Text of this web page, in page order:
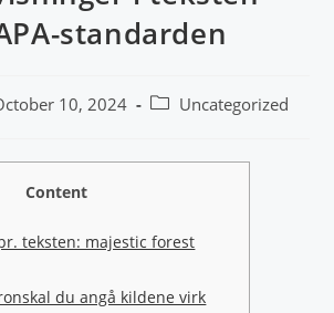
standarden
10, 2024 Uncategorized
Content
teksten: majestic forest
du angå kildene virk